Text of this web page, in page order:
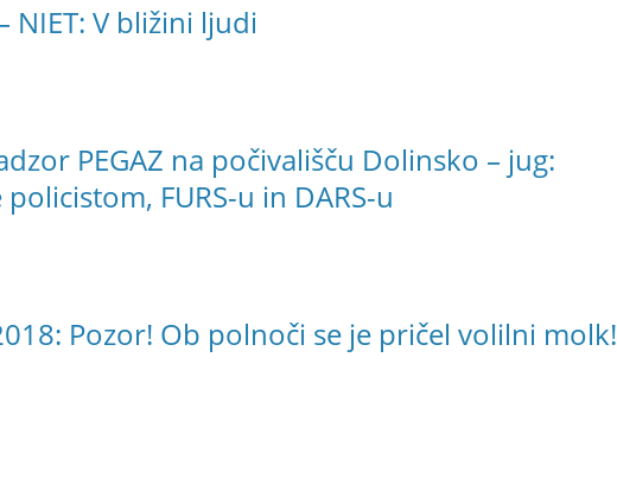
NIET: V bližini ljudi
PEGAZ na počivališču Dolinsko – jug:
FURS-u in DARS-u
Pozor! Ob polnoči se je pričel volilni molk!